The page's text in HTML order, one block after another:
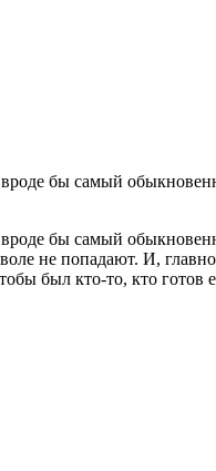
бы самый
бы самый
не попадают. И,
был кто-то, кто готов